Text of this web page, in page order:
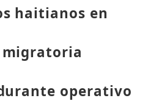
haitianos en
operativo